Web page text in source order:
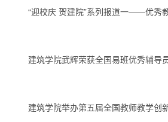
“迎校庆 贺建院”系列报道一——优秀
建筑学院武辉荣获全国易班优秀辅导
建筑学院举办第五届全国教师教学创